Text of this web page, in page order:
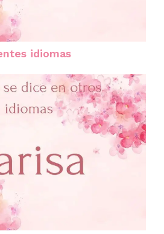
idiomas